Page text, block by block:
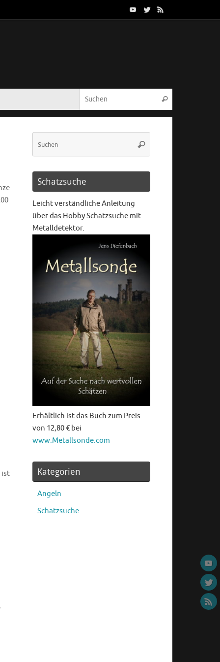
ist
Schatzsuche
Leicht verständliche Anleitung
über das Hobby Schatzsuche mit
Metalldetektor.
Erhältlich ist das Buch zum Preis
von 12,80 € bei
www.Metallsonde.com
Kategorien
Angeln
Schatzsuche